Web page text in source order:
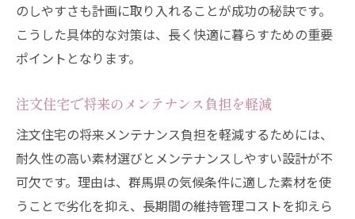
のしやすさも計画に取り入れることが成功の秘訣です。
こうした具体的な対策は、長く快適に暮らすための重要
ポイントとなります。
注文住宅で将来のメンテナンス負担を軽減
注文住宅の将来メンテナンス負担を軽減するためには、
耐久性の高い素材選びとメンテナンスしやすい設計が不
可欠です。理由は、群馬県の気候条件に適した素材を使
うことで劣化を抑え、長期間の維持管理コストを抑えら